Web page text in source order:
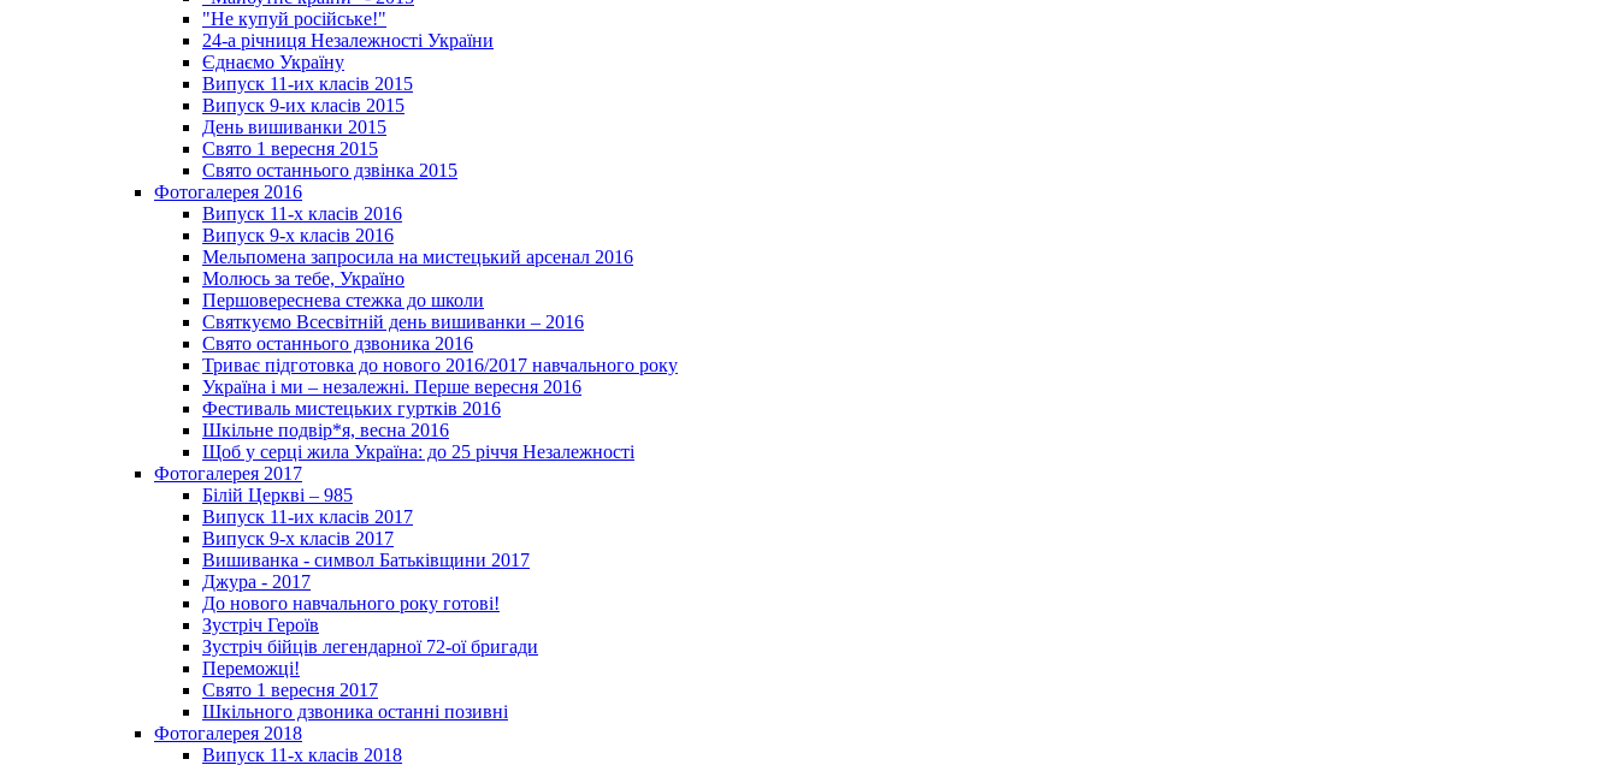
"Не купуй російське!"
24-а річниця Незалежності України
Єднаємо Україну
Випуск 11-их класів 2015
Випуск 9-их класів 2015
День вишиванки 2015
Свято 1 вересня 2015
Свято останнього дзвінка 2015
Фотогалерея 2016
Випуск 11-х класів 2016
Випуск 9-х класів 2016
Мельпомена запросила на мистецький арсенал 2016
Молюсь за тебе, Україно
Першовереснева стежка до школи
Святкуємо Всесвітній день вишиванки – 2016
Свято останнього дзвоника 2016
Триває підготовка до нового 2016/2017 навчального року
Україна і ми – незалежні. Перше вересня 2016
Фестиваль мистецьких гуртків 2016
Шкільне подвір*я, весна 2016
Щоб у серці жила Україна: до 25­ річчя Незалежності
Фотогалерея 2017
Білій Церкві – 985
Випуск 11-их класів 2017
Випуск 9-х класів 2017
Вишиванка - символ Батьківщини 2017
Джура - 2017
До нового навчального року готові!
Зустріч Героїв
Зустріч бійців легендарної 72-ої бригади
Переможці!
Свято 1 вересня 2017
Шкільного дзвоника останні позивні
Фотогалерея 2018
Випуск 11-х класів 2018